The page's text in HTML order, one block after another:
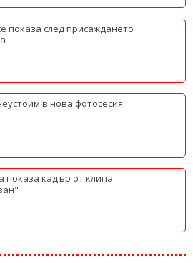
показа след присаждането
в нова фотосесия
показа кадър от клипа